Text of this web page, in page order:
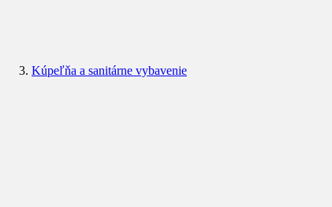
Kúpeľňa a sanitárne vybavenie